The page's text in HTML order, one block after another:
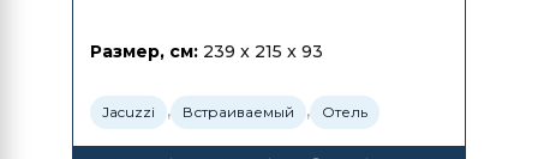
Размер, см: 239 x 215 x 93
Jacuzzi , Встраиваемый , Отель